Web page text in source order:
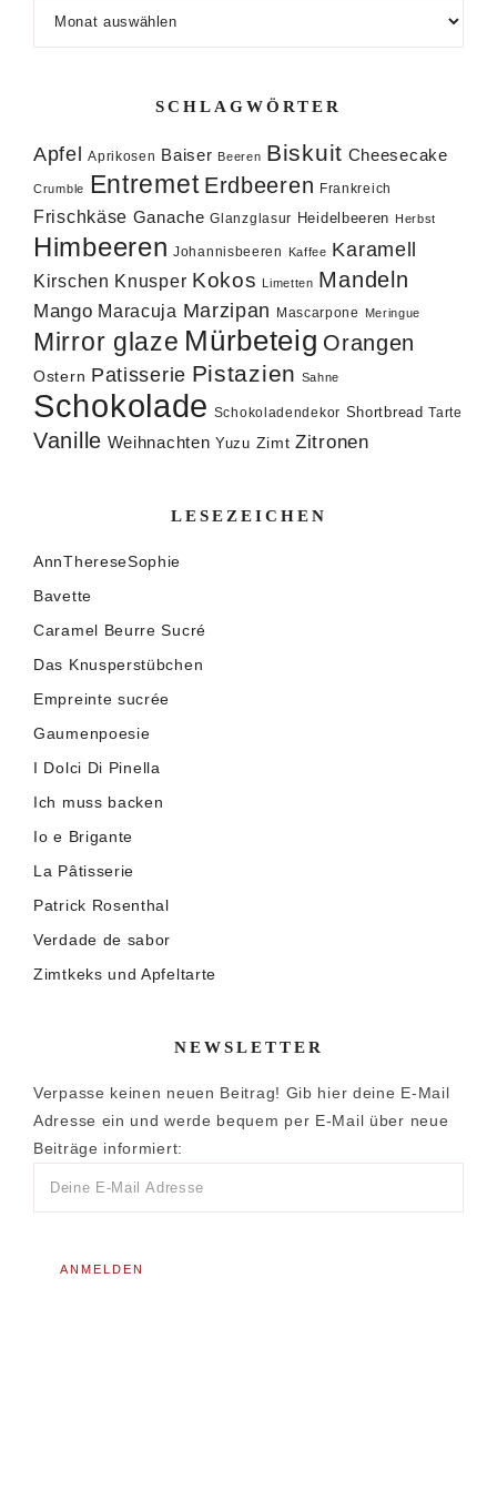
SCHLAGWÖRTER
Apfel Aprikosen Baiser Beeren Biskuit Cheesecake
Crumble Entremet Erdbeeren Frankreich
Frischkäse Ganache Glanzglasur Heidelbeeren Herbst
Himbeeren Johannisbeeren Kaffee Karamell
Kirschen Knusper Kokos Limetten Mandeln
Mango Maracuja Marzipan Mascarpone Meringue
Mirror glaze Mürbeteig Orangen
Ostern Patisserie Pistazien Sahne
Schokolade Schokoladendekor Shortbread Tarte
Vanille Weihnachten Yuzu Zimt Zitronen
LESEZEICHEN
AnnThereseSophie
Bavette
Caramel Beurre Sucré
Das Knusperstübchen
Empreinte sucrée
Gaumenpoesie
I Dolci Di Pinella
Ich muss backen
Io e Brigante
La Pâtisserie
Patrick Rosenthal
Verdade de sabor
Zimtkeks und Apfeltarte
NEWSLETTER
Verpasse keinen neuen Beitrag! Gib hier deine E-Mail
Adresse ein und werde bequem per E-Mail über neue
Beiträge informiert: